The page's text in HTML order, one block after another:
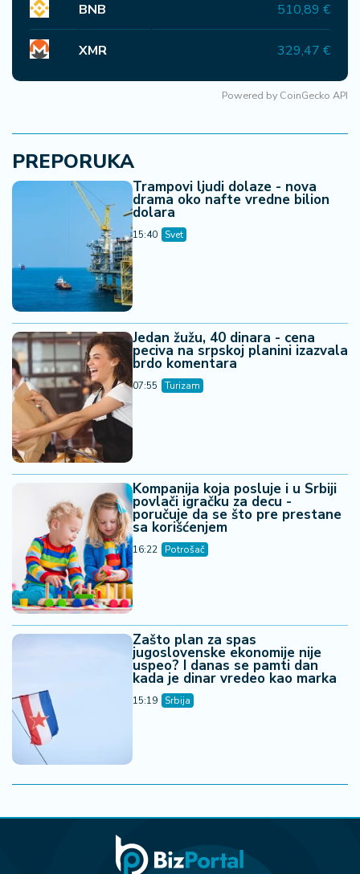
BNB 510,89 €
XMR 329,47 €
Powered by CoinGecko API
PREPORUKA
Trampovi ljudi dolaze - nova
drama oko nafte vredne bilion
dolara
15:40 Svet
Jedan žužu, 40 dinara - cena
peciva na srpskoj planini izazvala
brdo komentara
07:55 Turizam
Kompanija koja posluje i u Srbiji
povlači igračku za decu -
poručuje da se što pre prestane
sa korišćenjem
16:22 Potrošač
Zašto plan za spas
jugoslovenske ekonomije nije
uspeo? I danas se pamti dan
kada je dinar vredeo kao marka
15:19 Srbija